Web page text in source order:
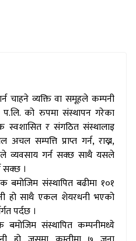
चाहने व्यक्ति वा समूहले कम्पनी
को रुपमा संस्थापन गरेका
स्वशासित र संगठित संस्थालाइ
सम्पत्ति प्राप्त गर्न, राख्न,
व्यवसाय गर्न सक्छ साथै यसले
सक्छ ।
बमोजिम संस्थापित बढीमा १०१
हो साथै एकल शेयरधनी भएको
पर्दछ ।
संस्थापित कम्पनीमध्ये